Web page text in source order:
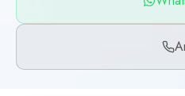
WhatsApp, Telefon
İlan açıklaması